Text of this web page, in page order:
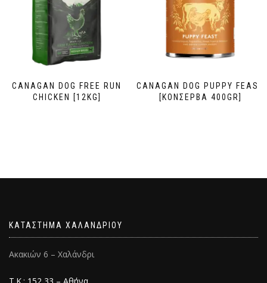
CANAGAN DOG FREE RUN
CHICKEN [12KG]
CANAGAN DOG PUPPY FEAST
[ΚΟΝΣΕΡΒΑ 400GR]
ΚΑΤΑΣΤΗΜΑ ΧΑΛΑΝΔΡΙΟΥ
Ακακιών 6 – Χαλάνδρι